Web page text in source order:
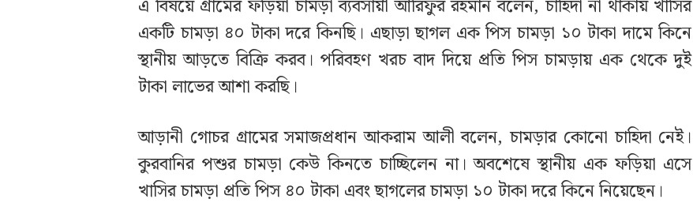
এ বিষয়ে গ্রামের ফড়িয়া চামড়া ব্যবসায়ী আরিফুর রহমান বলেন, চাহিদা না থাকায় খাসির
একটি চামড়া ৪০ টাকা দরে কিনছি। এছাড়া ছাগল এক পিস চামড়া ১০ টাকা দামে কিনে
স্থানীয় আড়তে বিক্রি করব। পরিবহণ খরচ বাদ দিয়ে প্রতি পিস চামড়ায় এক থেকে দুই
টাকা লাভের আশা করছি।
আড়ানী গোচর গ্রামের সমাজপ্রধান আকরাম আলী বলেন, চামড়ার কোনো চাহিদা নেই।
কুরবানির পশুর চামড়া কেউ কিনতে চাচ্ছিলেন না। অবশেষে স্থানীয় এক ফড়িয়া এসে
খাসির চামড়া প্রতি পিস ৪০ টাকা এবং ছাগলের চামড়া ১০ টাকা দরে কিনে নিয়েছেন।